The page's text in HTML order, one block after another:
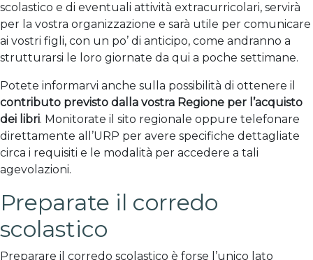
scolastico e di eventuali attività extracurricolari, servirà
per la vostra organizzazione e sarà utile per comunicare
ai vostri figli, con un po’ di anticipo, come andranno a
strutturarsi le loro giornate da qui a poche settimane.
Potete informarvi anche sulla possibilità di ottenere il
contributo previsto dalla vostra Regione per l’acquisto
dei libri. Monitorate il sito regionale oppure telefonare
direttamente all’URP per avere specifiche dettagliate
circa i requisiti e le modalità per accedere a tali
agevolazioni.
Preparate il corredo
scolastico
Preparare il corredo scolastico è forse l’unico lato